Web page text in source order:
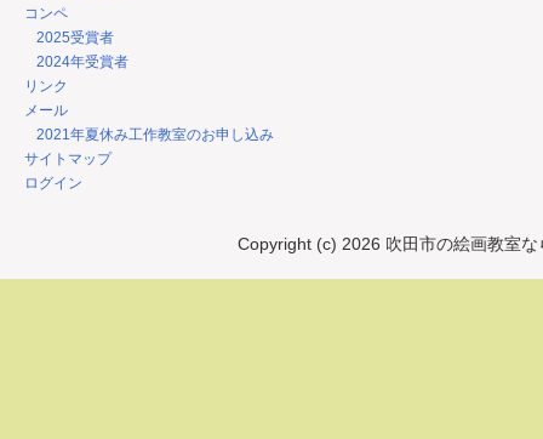
コンペ
2025受賞者
2024年受賞者
リンク
メール
2021年夏休み工作教室のお申し込み
サイトマップ
ログイン
Copyright (c) 2026 吹田市の絵画教室